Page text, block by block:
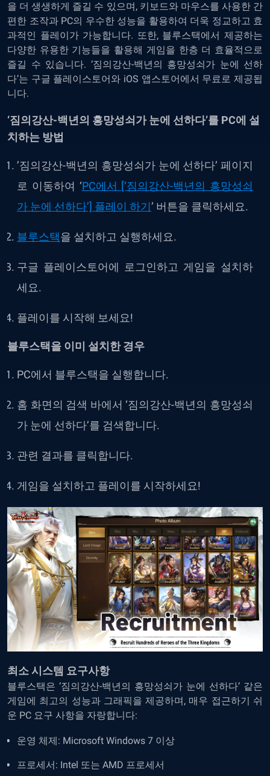
을 더 생생하게 즐길 수 있으며, 키보드와 마우스를 사용한 간
편한 조작과 PC의 우수한 성능을 활용하여 더욱 정교하고 효
과적인 플레이가 가능합니다. 또한, 블루스택에서 제공하는
다양한 유용한 기능들을 활용해 게임을 한층 더 효율적으로
즐길 수 있습니다. ‘짐의강산-백년의 흥망성쇠가 눈에 선하
다’는 구글 플레이스토어와 iOS 앱스토어에서 무료로 제공됩
니다.
‘짐의강산-백년의 흥망성쇠가 눈에 선하다’를 PC에 설
치하는 방법
’짐의강산-백년의 흥망성쇠가 눈에 선하다’ 페이지
로 이동하여 ‘PC에서 [‘짐의강산-백년의 흥망성쇠
가 눈에 선하다’] 플레이 하기’ 버튼을 클릭하세요.
블루스택을 설치하고 실행하세요.
구글 플레이스토어에 로그인하고 게임을 설치하
세요.
플레이를 시작해 보세요!
블루스택을 이미 설치한 경우
PC에서 블루스택을 실행합니다.
홈 화면의 검색 바에서 ‘짐의강산-백년의 흥망성쇠
가 눈에 선하다’를 검색합니다.
관련 결과를 클릭합니다.
게임을 설치하고 플레이를 시작하세요!
최소 시스템 요구사항
블루스택은 ‘짐의강산-백년의 흥망성쇠가 눈에 선하다’ 같은
게임에 최고의 성능과 그래픽을 제공하며, 매우 접근하기 쉬
운 PC 요구 사항을 자랑합니다:
운영 체제: Microsoft Windows 7 이상
프로세서: Intel 또는 AMD 프로세서